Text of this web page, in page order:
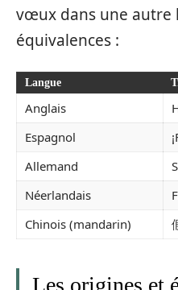
vœux dans une autre
équivalences :
Langue
Anglais
Espagnol
Allemand
Néerlandais
Chinois (mandarin)
Les origines et